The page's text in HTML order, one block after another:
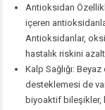
Antioksidan
içeren
Antioksidanlar,
hastalık riskini
Kalp Sağlığı:
desteklemesi de
biyoaktif bileşikler,